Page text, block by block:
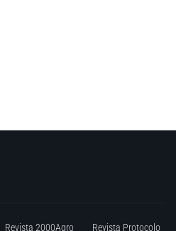
Revista 2000Agro Revista Protocolo